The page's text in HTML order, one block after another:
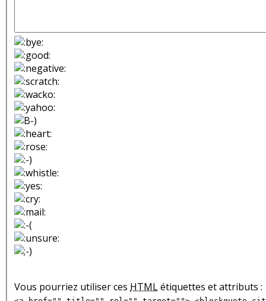
Vous pourriez utiliser ces HTMLétiquettes et attributs :